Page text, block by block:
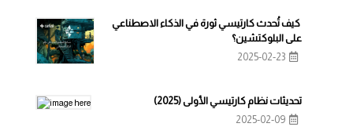
كيف تُحدث كارتيسي ثورة في الذكاء الاصطناعي
على البلوكتشين؟
2025-02-23
تحديثات نظام كارتيسي الأولى (2025)
2025-02-09